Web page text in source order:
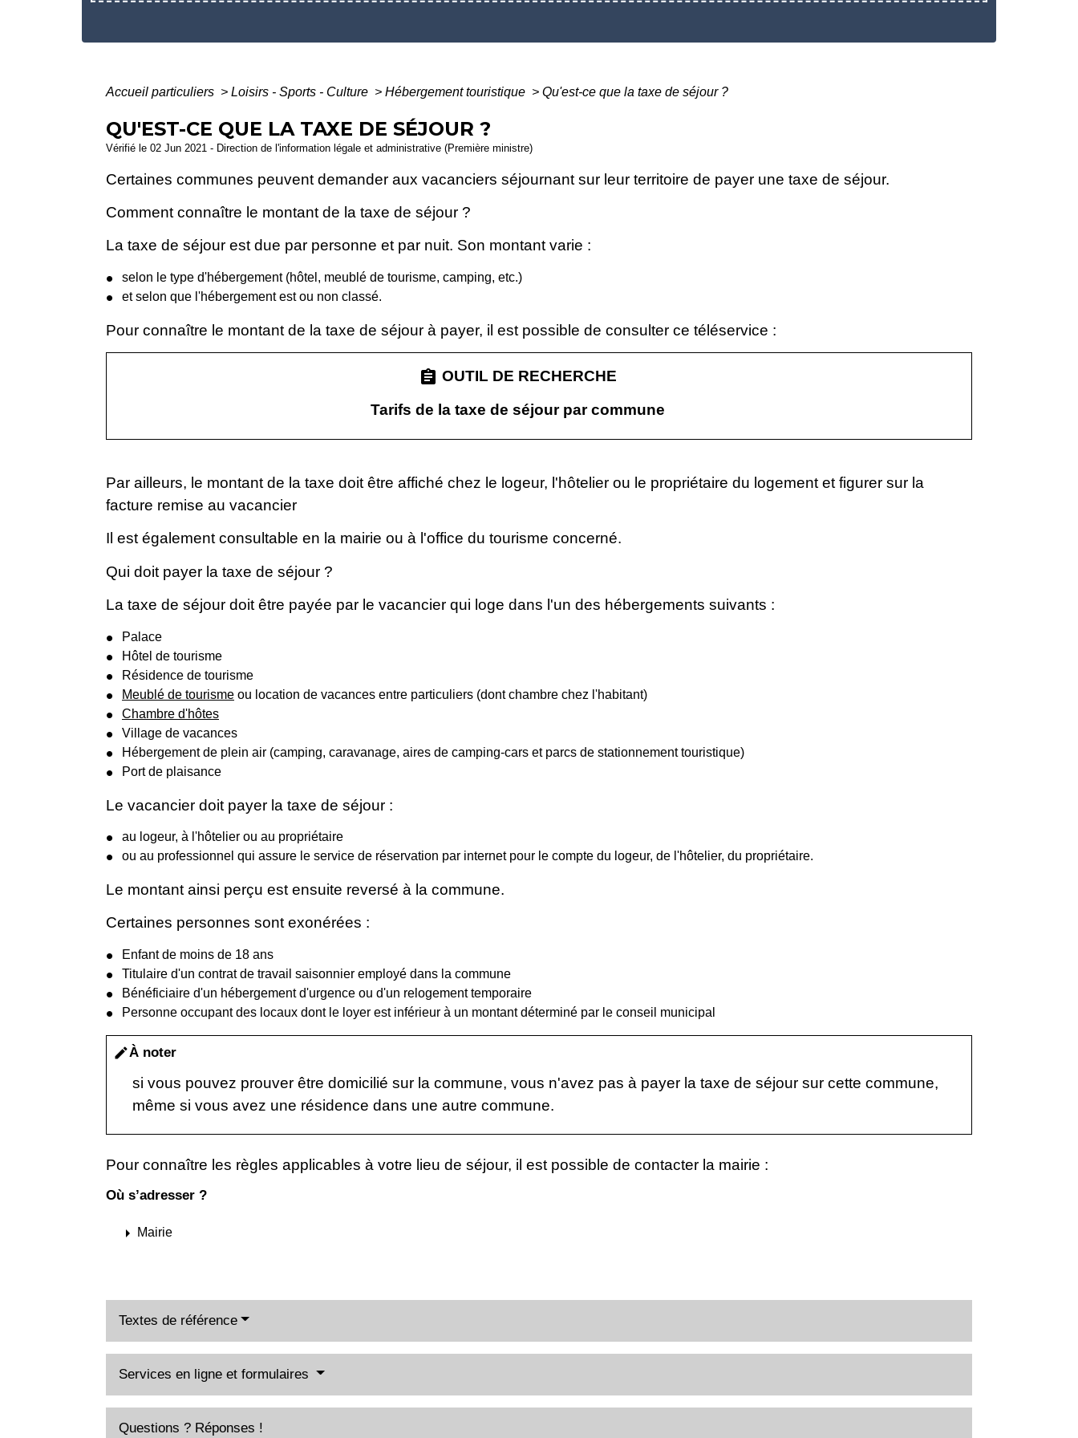
Accueil particuliers > Loisirs - Sports - Culture > Hébergement touristique > Qu'est-ce que la taxe de séjour ?
QU'EST-CE QUE LA TAXE DE SÉJOUR ?
Vérifié le 02 Jun 2021 - Direction de l'information légale et administrative (Première ministre)
Certaines communes peuvent demander aux vacanciers séjournant sur leur territoire de payer une taxe de séjour.
Comment connaître le montant de la taxe de séjour ?
La taxe de séjour est due par personne et par nuit. Son montant varie :
selon le type d'hébergement (hôtel, meublé de tourisme, camping, etc.)
et selon que l'hébergement est ou non classé.
Pour connaître le montant de la taxe de séjour à payer, il est possible de consulter ce téléservice :
assignment OUTIL DE RECHERCHE
Tarifs de la taxe de séjour par commune
Par ailleurs, le montant de la taxe doit être affiché chez le logeur, l'hôtelier ou le propriétaire du logement et figurer sur la
facture remise au vacancier
Il est également consultable en la mairie ou à l'office du tourisme concerné.
Qui doit payer la taxe de séjour ?
La taxe de séjour doit être payée par le vacancier qui loge dans l'un des hébergements suivants :
Palace
Hôtel de tourisme
Résidence de tourisme
Meublé de tourisme ou location de vacances entre particuliers (dont chambre chez l'habitant)
Chambre d'hôtes
Village de vacances
Hébergement de plein air (camping, caravanage, aires de camping-cars et parcs de stationnement touristique)
Port de plaisance
Le vacancier doit payer la taxe de séjour :
au logeur, à l'hôtelier ou au propriétaire
ou au professionnel qui assure le service de réservation par internet pour le compte du logeur, de l'hôtelier, du propriétaire.
Le montant ainsi perçu est ensuite reversé à la commune.
Certaines personnes sont exonérées :
Enfant de moins de 18 ans
Titulaire d'un contrat de travail saisonnier employé dans la commune
Bénéficiaire d'un hébergement d'urgence ou d'un relogement temporaire
Personne occupant des locaux dont le loyer est inférieur à un montant déterminé par le conseil municipal
editÀ noter
si vous pouvez prouver être domicilié sur la commune, vous n'avez pas à payer la taxe de séjour sur cette commune,
même si vous avez une résidence dans une autre commune.
Pour connaître les règles applicables à votre lieu de séjour, il est possible de contacter la mairie :
Où s’adresser ?
arrow_right Mairie
Textes de référence
Services en ligne et formulaires
Questions ? Réponses !